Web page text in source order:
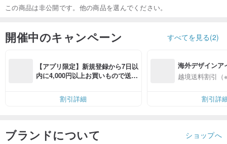
この商品は非公開です。他の商品を選んでください。
開催中のキャンペーン すべてを見る(2)
【アプリ限定】新規登録から7日以
内に4,000円以上お買いもので送料
割引詳細
海外デザインア
入
越境送料割引（
割引詳
ブランドについて ショップへ